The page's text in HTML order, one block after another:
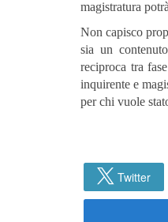
magistratura
Non capisco
sia un
reciproca tra
inquirente e
per chi vuole
Twitter